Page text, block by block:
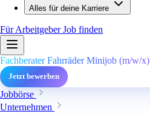
Alles für deine Karriere
Für ArbeitgeberJob finden
Fachberater Fahrräder Minijob (m/w/x)
Jetzt bewerben
Jobbörse
Unternehmen